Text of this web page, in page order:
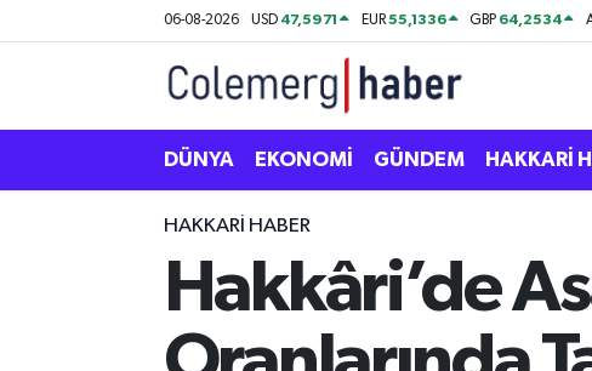
06-08-2026 USD 47,5971 EUR55,1336 GBP 64,2534
DÜNYA EKONOMİ GÜNDEM HAKKARİ
HAKKARI HABER
Hakkâri’de
Hakkâri Nöbetçi Eczaneler
Hakkâri Hava Durumu
Hakkari Namaz Vakitleri
Hakkâri Trafik Yoğunluk Haritası
Süper Lig Puan Durumu ve Fikstür